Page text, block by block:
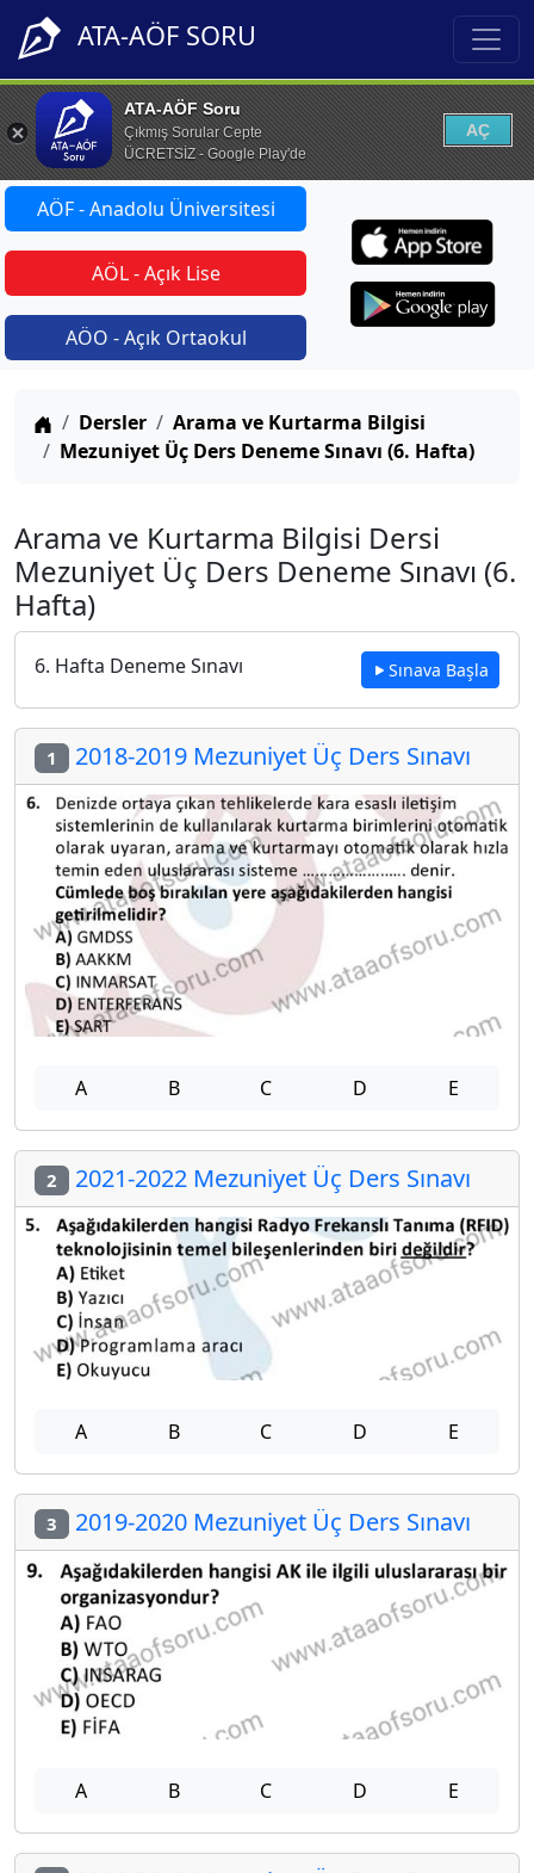
ATA-AÖF SORU
ATA-AÖF Soru
Çıkmış Sorular Cepte
ÜCRETSİZ - Google Play'de
AÇ
AÖF - Anadolu Üniversitesi
AÖL - Açık Lise
AÖO - Açık Ortaokul
Anasayfa
Dersler
Arama ve Kurtarma Bilgisi
Mezuniyet Üç Ders Deneme Sınavı (6. Hafta)
Arama ve Kurtarma Bilgisi Dersi
Mezuniyet Üç Ders Deneme Sınavı (6.
Hafta)
6. Hafta Deneme Sınavı Sınava Başla
1 2018-2019 Mezuniyet Üç Ders Sınavı
A B C D E
2 2021-2022 Mezuniyet Üç Ders Sınavı
A B C D E
3 2019-2020 Mezuniyet Üç Ders Sınavı
A B C D E